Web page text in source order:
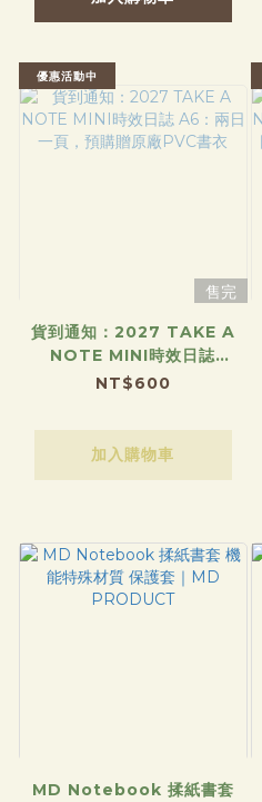
優惠活動中
售完
貨到通知：2027 TAKE A
NOTE MINI時效日誌
A6：兩日一頁，預購贈原廠
NT$600
加入購物車
MD Notebook 揉紙書套